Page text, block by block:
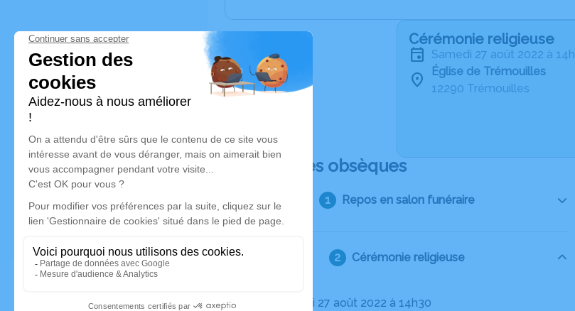
Cérémonie religieuse
samedi 27 août 2022 à
Église de Trémouilles
12290 Trémouilles
Déroulé des obsèques
Repos en salon funéraire
Cérémonie religieuse
Le samedi 27 août 2022 à 14h30